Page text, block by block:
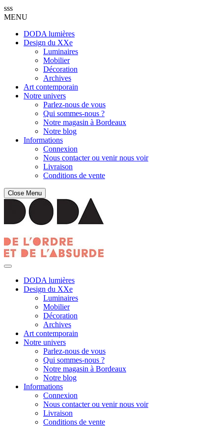
sss
MENU
DODA lumières
Design du XXe
Luminaires
Mobilier
Décoration
Archives
Art contemporain
Notre univers
Parlez-nous de vous
Qui sommes-nous ?
Notre magasin à Bordeaux
Notre blog
Informations
Connexion
Nous contacter ou venir nous voir
Livraison
Conditions de vente
Close Menu
DODA lumières
Design du XXe
Luminaires
Mobilier
Décoration
Archives
Art contemporain
Notre univers
Parlez-nous de vous
Qui sommes-nous ?
Notre magasin à Bordeaux
Notre blog
Informations
Connexion
Nous contacter ou venir nous voir
Livraison
Conditions de vente